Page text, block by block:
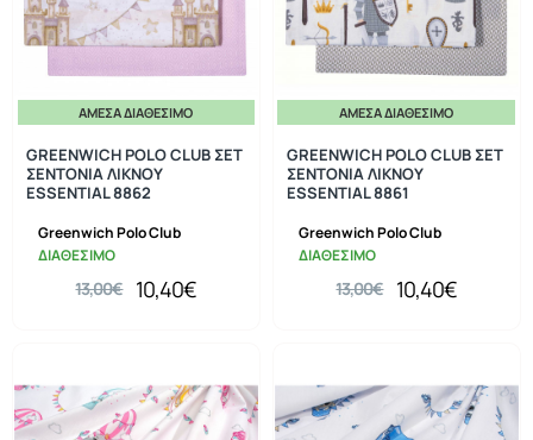
ΆΜΕΣΑ ΔΙΑΘΈΣΙΜΟ
Greenwich Polo Club
ΔΙΑΘΕΣΙΜΟ
GREENWICH POLO CLUB ΣΕΤ
ΣΕΝΤΟΝΙΑ ΛΙΚΝΟΥ
ESSENTIAL 8862
10,40€
13,00€
ΆΜΕΣΑ ΔΙΑΘΈΣΙΜΟ
Greenwich Polo Club
ΔΙΑΘΕΣΙΜΟ
GREENWICH POLO CLUB ΣΕΤ
ΣΕΝΤΟΝΙΑ ΛΙΚΝΟΥ
ESSENTIAL 8861
10,40€
13,00€